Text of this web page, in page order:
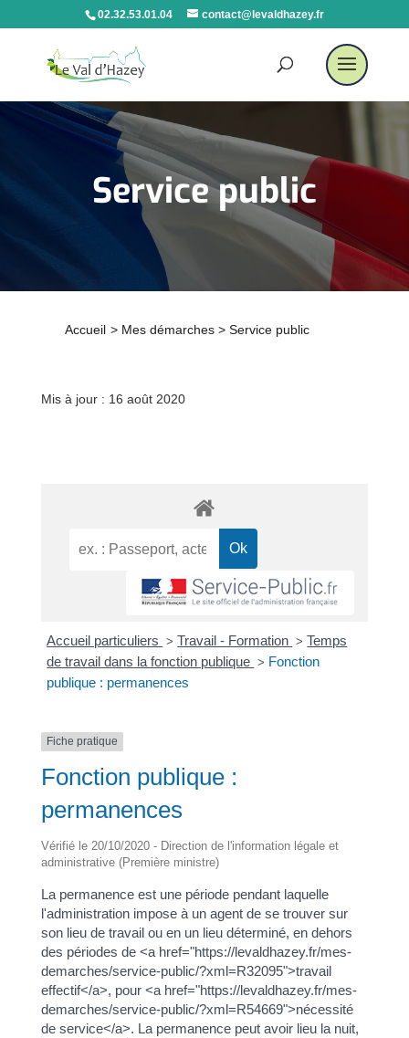
02.32.53.01.04 contact@levaldhazey.fr
Service public
Accueil > Mes démarches > Service public
Mis à jour : 16 août 2020
Accueil particuliers > Travail - Formation > Temps
de travail dans la fonction publique > Fonction
publique : permanences
Fiche pratique
Fonction publique :
permanences
Vérifié le 20/10/2020 - Direction de l'information légale et
administrative (Première ministre)
La permanence est une période pendant laquelle
l'administration impose à un agent de se trouver sur
son lieu de travail ou en un lieu déterminé, en dehors
des périodes de <a href="https://levaldhazey.fr/mes-
demarches/service-public/?xml=R32095">travail
effectif</a>, pour <a href="https://levaldhazey.fr/mes-
demarches/service-public/?xml=R54669">nécessité
de service</a>. La permanence peut avoir lieu la nuit,